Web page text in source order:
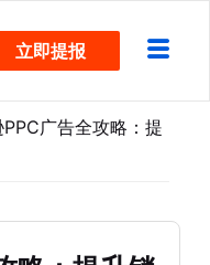
立即提报
PPC广告全攻略：提